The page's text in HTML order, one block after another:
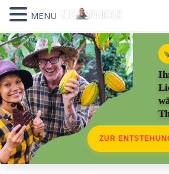
ZUR
MENU